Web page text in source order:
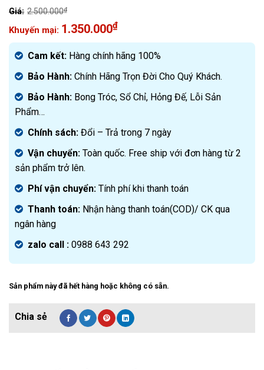
2.500.000₫
Giá
gốc
là:
2.500.000₫.
1.350.000₫
Giá
hiện
tại
là:
1.350.000₫.
Cam kết: Hàng chính hãng 100%
Bảo Hành: Chính Hãng Trọn Đời Cho Quý Khách.
Bảo Hành: Bong Tróc, Sổ Chỉ, Hỏng Đế, Lỗi Sản
Phẩm…
Chính sách: Đổi – Trả trong 7 ngày
Vận chuyển: Toàn quốc. Free ship với đơn hàng từ 2
sản phẩm trở lên.
Phí vận chuyển: Tính phí khi thanh toán
Thanh toán: Nhận hàng thanh toán(COD)/ CK qua
ngân hàng
zalo call : 0988 643 292
Sản phẩm này đã hết hàng hoặc không có sẵn.